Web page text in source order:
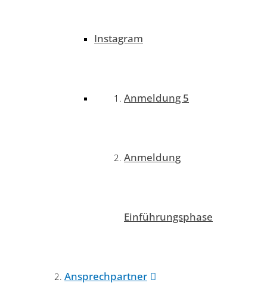
Instagram
Anmeldung 5
Anmeldung
Einführungsphase
Ansprechpartner